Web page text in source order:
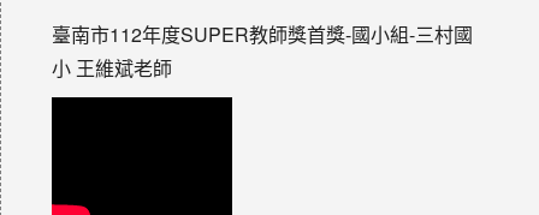
臺南市112年度SUPER教師獎首獎-國小組-三村國
小 王維斌老師